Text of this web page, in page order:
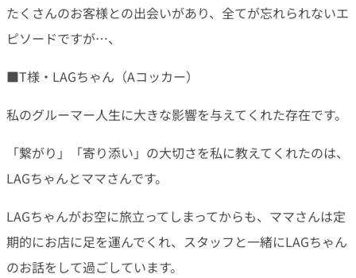
たくさんのお客様との出会いがあり、全てが忘れられないエ
ピソードですが…、
■T様・LAGちゃん（Aコッカー）
私のグルーマー人生に大きな影響を与えてくれた存在です。
「繋がり」「寄り添い」の大切さを私に教えてくれたのは、
LAGちゃんとママさんです。
LAGちゃんがお空に旅立ってしまってからも、ママさんは定
期的にお店に足を運んでくれ、スタッフと一緒にLAGちゃん
のお話をして過ごしています。